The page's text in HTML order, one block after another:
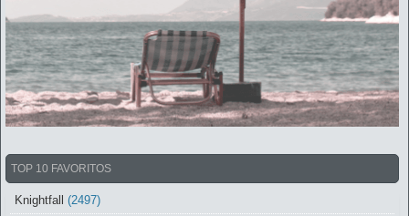
TOP 10 FAVORITOS
Knightfall (2497)